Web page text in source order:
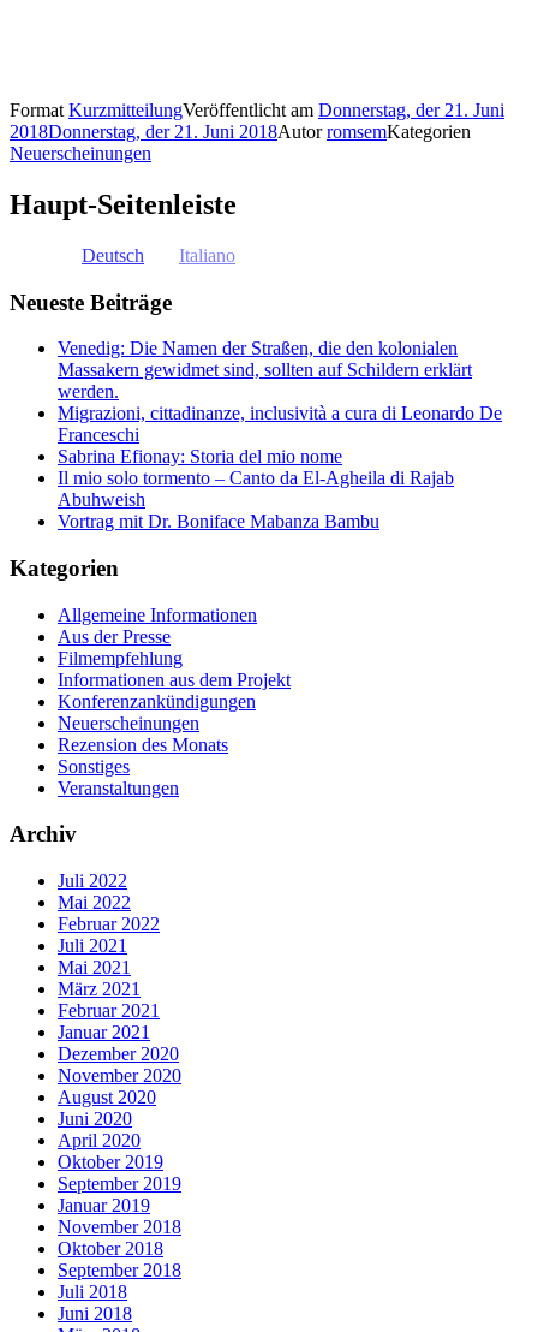
Format KurzmitteilungVeröffentlicht am Donnerstag, der 21. Juni
2018Donnerstag, der 21. Juni 2018AutorromsemKategorien
Neuerscheinungen
Haupt-Seitenleiste
Deutsch Italiano
Neueste Beiträge
Venedig: Die Namen der Straßen, die den kolonialen
Massakern gewidmet sind, sollten auf Schildern erklärt
werden.
Migrazioni, cittadinanze, inclusività a cura di Leonardo De
Franceschi
Sabrina Efionay: Storia del mio nome
Il mio solo tormento – Canto da El-Agheila di Rajab
Abuhweish
Vortrag mit Dr. Boniface Mabanza Bambu
Kategorien
Allgemeine Informationen
Aus der Presse
Filmempfehlung
Informationen aus dem Projekt
Konferenzankündigungen
Neuerscheinungen
Rezension des Monats
Sonstiges
Veranstaltungen
Archiv
Juli 2022
Mai 2022
Februar 2022
Juli 2021
Mai 2021
März 2021
Februar 2021
Januar 2021
Dezember 2020
November 2020
August 2020
Juni 2020
April 2020
Oktober 2019
September 2019
Januar 2019
November 2018
Oktober 2018
September 2018
Juli 2018
Juni 2018